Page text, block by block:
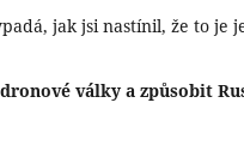
jak jsi nastínil, že to je
války a způsobit